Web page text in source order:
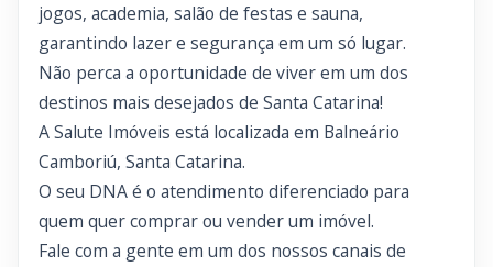
jogos, academia, salão de festas e sauna,
garantindo lazer e segurança em um só lugar.
Não perca a oportunidade de viver em um dos
destinos mais desejados de Santa Catarina!
A Salute Imóveis está localizada em Balneário
Camboriú, Santa Catarina.
O seu DNA é o atendimento diferenciado para
quem quer comprar ou vender um imóvel.
Fale com a gente em um dos nossos canais de